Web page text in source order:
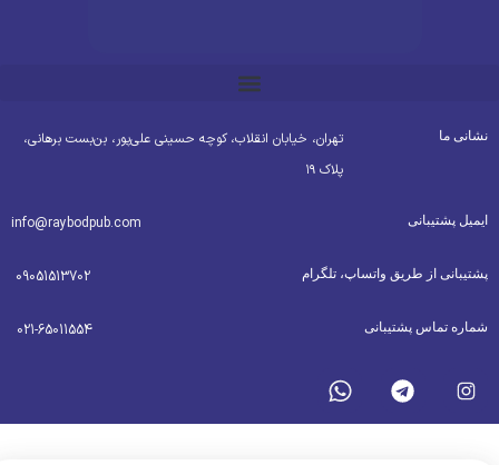
ما
تهران، خیابان انقلاب، کوچه حسینی علی‌پور، بن‌بست برهانی،
پلاک ۱۹
پشتیبانی info@raybodpub.com
از طریق واتساپ، تلگرام 09051513702
تماس پشتیبانی 021-65011554